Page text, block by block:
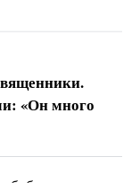
«Он много